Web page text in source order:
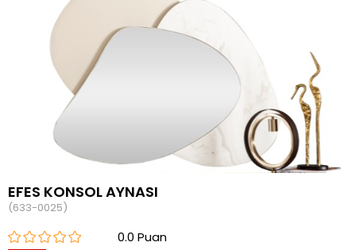
EFES KONSOL AYNASI
(633-0025)
0.0